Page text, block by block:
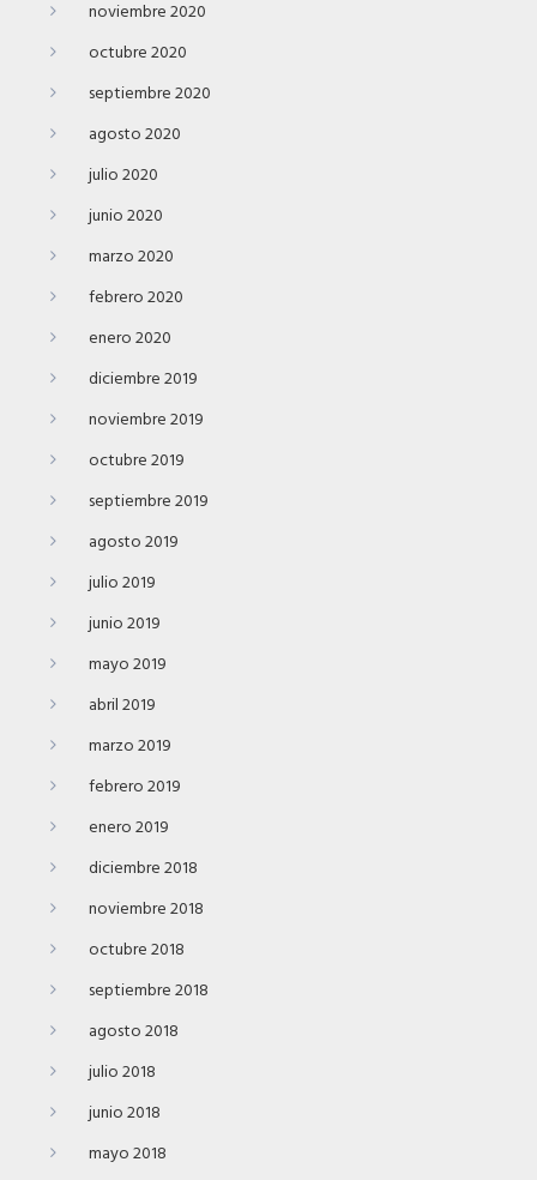
noviembre 2020
octubre 2020
septiembre 2020
agosto 2020
julio 2020
junio 2020
marzo 2020
febrero 2020
enero 2020
diciembre 2019
noviembre 2019
octubre 2019
septiembre 2019
agosto 2019
julio 2019
junio 2019
mayo 2019
abril 2019
marzo 2019
febrero 2019
enero 2019
diciembre 2018
noviembre 2018
octubre 2018
septiembre 2018
agosto 2018
julio 2018
junio 2018
mayo 2018